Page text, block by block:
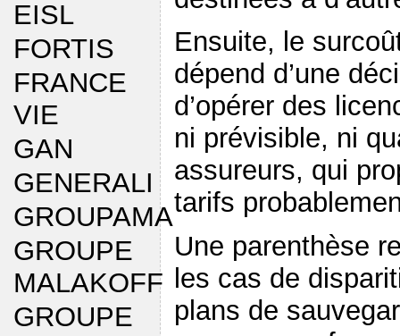
EISL
FORTIS
FRANCE
VIE
GAN
GENERALI
GROUPAMA
GROUPE
MALAKOFF
GROUPE
Ensuite, le
dépend d’une
d’opérer des
ni prévisible, ni
assureurs, qui
tarifs
Une parenthèse
les cas de
plans de